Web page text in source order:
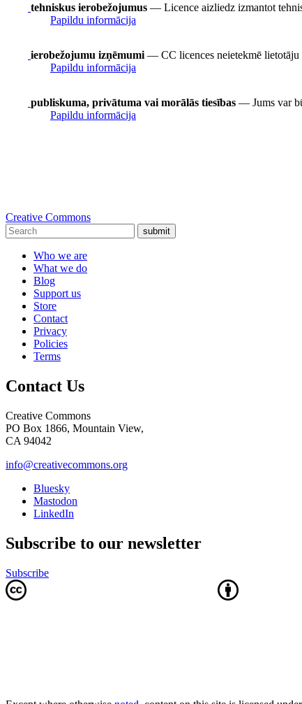
tehniskus ierobežojumus — Licence aizliedz izmantot
Papildu informācija
ierobežojumu izņēmumi — CC licences neietekmē lietotāju
Papildu informācija
publiskuma, privātuma vai morālās tiesības — Jums var
Papildu informācija
Creative Commons
submit
Who we are
What we do
Blog
Support us
Store
Contact
Privacy
Policies
Terms
Contact Us
Creative Commons
PO Box 1866, Mountain View,
CA 94042
info@creativecommons.org
Bluesky
Mastodon
LinkedIn
Subscribe to our newsletter
Subscribe